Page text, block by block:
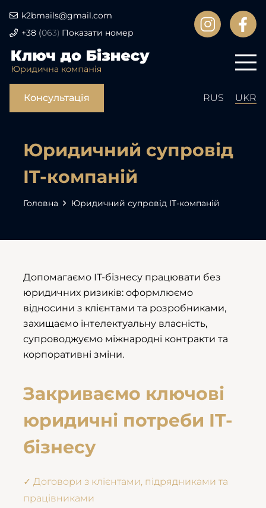
k2bmails@gmail.com
+38(063) Показати номер
Консультація RUS UKR
Юридичний супровід
IT-компаній
Головна Юридичний супровід IT-компаній
Допомагаємо IT-бізнесу працювати без
юридичних ризиків: оформлюємо
відносини з клієнтами та розробниками,
захищаємо інтелектуальну власність,
супроводжуємо міжнародні контракти та
корпоративні зміни.
Закриваємо ключові
юридичні потреби IT-
бізнесу
✓ Договори з клієнтами, підрядниками та
працівниками